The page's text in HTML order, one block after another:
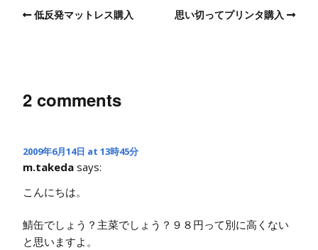
低反発マットレス購入 思い切ってプリンタ購入
2 comments
2009年6月14日 at 13時45分
m.takeda says:
こんにちは。
鯖缶でしょう？主菜でしょう？９８円って別に高くない
と思いますよ。